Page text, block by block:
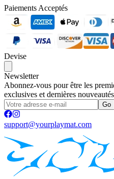
Paiements Acceptés
Devise
Newsletter
Abonnez-vous pour être les
exclusives et dernières nouveautés
Go
support@yourplaymat.com